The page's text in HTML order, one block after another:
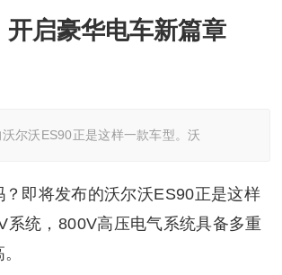
启豪华电车新篇章
尔沃ES90正是这样一款车型。沃
即将发布的沃尔沃ES90正是这样
统，800V高压电气系统具备多重